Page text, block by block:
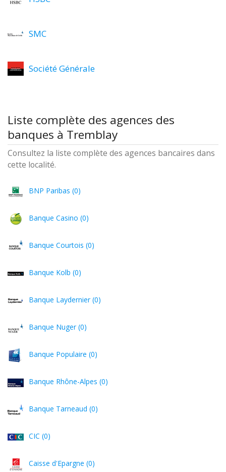
SMC
Société Générale
Liste complète des agences des
banques à Tremblay
Consultez la liste complète des agences bancaires dans
cette localité.
BNP Paribas (0)
Banque Casino (0)
Banque Courtois (0)
Banque Kolb (0)
Banque Laydernier (0)
Banque Nuger (0)
Banque Populaire (0)
Banque Rhône-Alpes (0)
Banque Tarneaud (0)
CIC (0)
Caisse d'Epargne (0)